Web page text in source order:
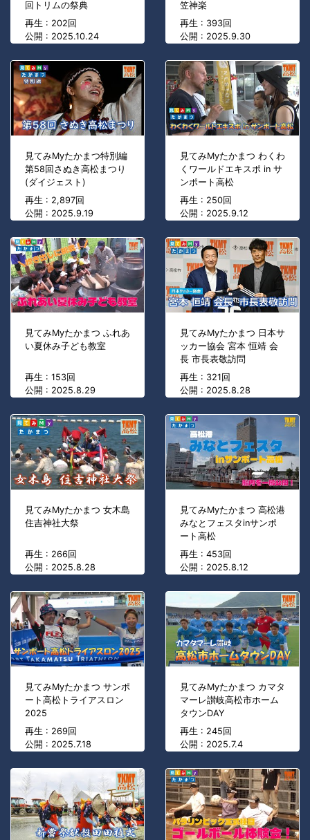
回トリムの祭典
再生 : 202回
公開 : 2025.10.24
笠神楽
再生 : 393回
公開 : 2025.9.30
見てみMyたかまつ特別編
第58回さぬき高松まつり
(ダイジェスト)
再生 : 2,897回
公開 : 2025.9.19
見てみMyたかまつ わくわ
くワールドエキスポ in サ
ンポート高松
再生 : 250回
公開 : 2025.9.12
見てみMyたかまつ ふれあ
い夏休み子ども教室
再生 : 153回
公開 : 2025.8.29
見てみMyたかまつ 日本サ
ッカー協会 宮本 恒靖 会
長 市長表敬訪問
再生 : 321回
公開 : 2025.8.28
見てみMyたかまつ 女木島
住吉神社大祭
再生 : 266回
公開 : 2025.8.28
見てみMyたかまつ 高松港
みなとフェスタinサンポ
ート高松
再生 : 453回
公開 : 2025.8.12
見てみMyたかまつ サンポ
ート高松トライアスロン
2025
再生 : 269回
公開 : 2025.7.18
見てみMyたかまつ カマタ
マーレ讃岐高松市ホーム
タウンDAY
再生 : 245回
公開 : 2025.7.4